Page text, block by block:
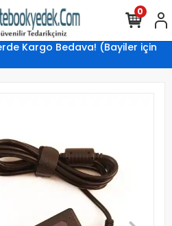
Kargo Bedava! (Bayiler için
0